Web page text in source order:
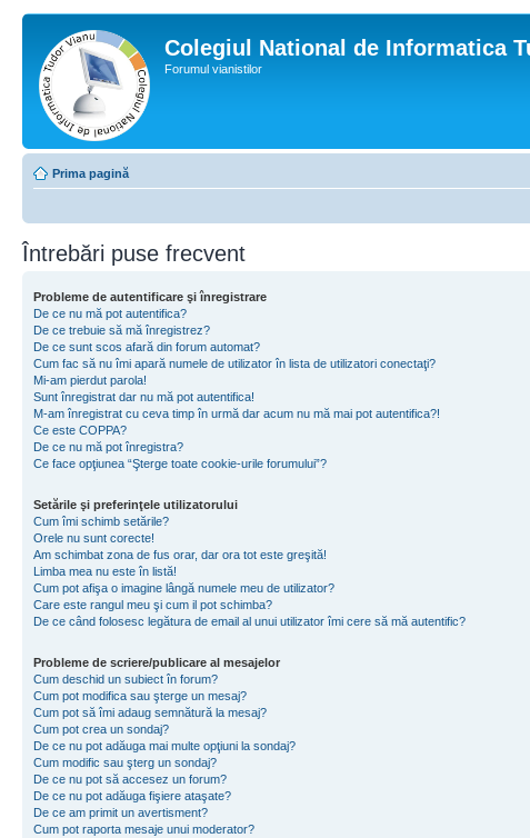
Colegiul National de Informatica
Forumul vianistilor
Prima pagină
Întrebări puse frecvent
Probleme de autentificare şi înregistrare
De ce nu mă pot autentifica?
De ce trebuie să mă înregistrez?
De ce sunt scos afară din forum automat?
Cum fac să nu îmi apară numele de utilizator în lista de utilizatori conectaţi?
Mi-am pierdut parola!
Sunt înregistrat dar nu mă pot autentifica!
M-am înregistrat cu ceva timp în urmă dar acum nu mă mai pot autentifica?!
Ce este COPPA?
De ce nu mă pot înregistra?
Ce face opţiunea “Şterge toate cookie-urile forumului”?
Setările şi preferinţele utilizatorului
Cum îmi schimb setările?
Orele nu sunt corecte!
Am schimbat zona de fus orar, dar ora tot este greşită!
Limba mea nu este în listă!
Cum pot afişa o imagine lângă numele meu de utilizator?
Care este rangul meu şi cum il pot schimba?
De ce când folosesc legătura de email al unui utilizator îmi cere să mă autentific?
Probleme de scriere/publicare al mesajelor
Cum deschid un subiect în forum?
Cum pot modifica sau şterge un mesaj?
Cum pot să îmi adaug semnătură la mesaj?
Cum pot crea un sondaj?
De ce nu pot adăuga mai multe opţiuni la sondaj?
Cum modific sau şterg un sondaj?
De ce nu pot să accesez un forum?
De ce nu pot adăuga fişiere ataşate?
De ce am primit un avertisment?
Cum pot raporta mesaje unui moderator?